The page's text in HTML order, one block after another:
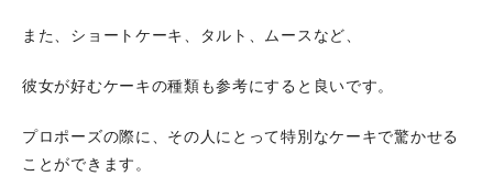
また、ショートケーキ、タルト、ムースなど、
彼女が好むケーキの種類も参考にすると良いです。
プロポーズの際に、その人にとって特別なケーキで驚かせる
ことができます。